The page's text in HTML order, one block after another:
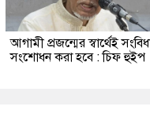
আগামী প্রজন্মের স্বার্থেই
সংশোধন করা হবে : চিফ হুইপ